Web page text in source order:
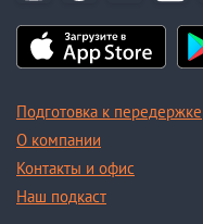
Подготовка к передержке
О компании
Контакты и офис
Наш подкаст